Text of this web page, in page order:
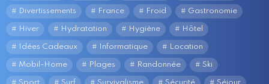
Divertissements France Froid Gastronomie
Hiver Hydratation Hygiène Hôtel
Idées Cadeaux Informatique Location
Mobil-Home Plages Randonnée Ski